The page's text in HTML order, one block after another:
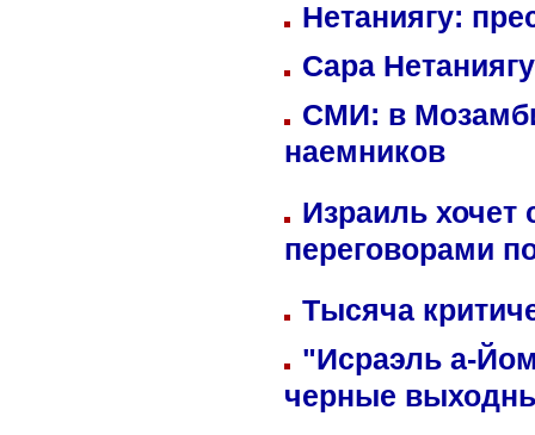
Нетаниягу:
Сара
СМИ: в
наемников
Израиль хочет
переговорами
Тысяча
"Исраэль а-
черные